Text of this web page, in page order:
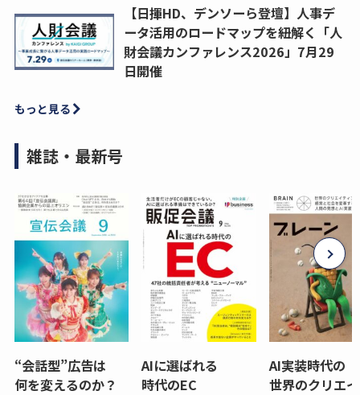
【日揮HD、デンソーら登壇】人事デ
ータ活用のロードマップを紐解く「人
財会議カンファレンス2026」7月29
日開催
もっと見る
雑誌・最新号
“会話型”広告は
何を変えるのか？
AIに選ばれる
時代のEC
AI実装時代の
世界のクリエ